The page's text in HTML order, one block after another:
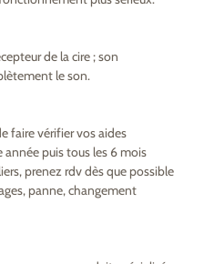
de la cire ; son
le son.
faire vérifier vos aides
puis tous les 6 mois
prenez rdv dès que possible
panne, changement